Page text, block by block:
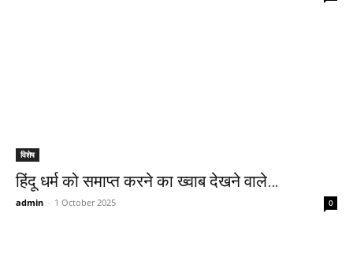
विशेष
हिंदू धर्म को समाप्त करने का ख्वाब देखने वाले…
admin - 1 October 2025 0